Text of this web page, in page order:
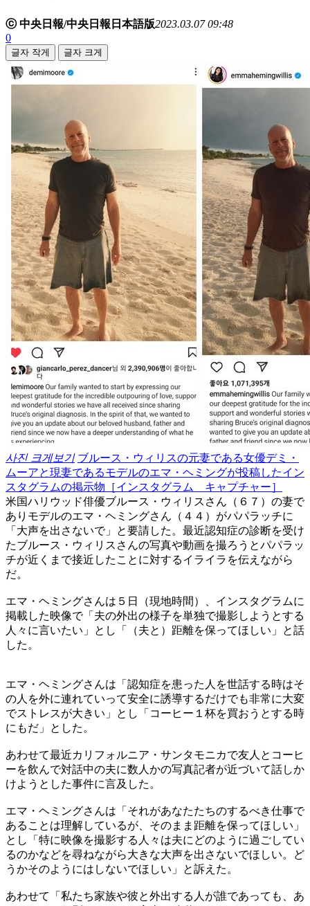
ⓒ 中央日報/中央日報日本語版2023.03.07 09:48
0
글자 작게 글자 크게
사진 크게보기 ブルース・ウィリスの元妻である女優デミ・
ムーアと現妻であるモデルのエマ・ヘミングが投稿したイン
スタグラムの掲示物［インスタグラム キャプチャー］
米国ハリウッド俳優ブルース・ウィリスさん（６７）の妻で
ありモデルのエマ・ヘミングさん（４４）がパパラッチに
「大声を出さないで」と要請した。最近認知症の診断を受け
たブルース・ウィリスさんの写真や動画を撮ろうとパパラッ
チが近くまで接近したことに対するイライラを伝えながら
だ。
エマ・ヘミングさんは５日（現地時間）、インスタグラムに
掲載した映像で「夫の外出の様子を単独で撮影しようとする
人々に言いたい」とし「（夫と）距離を保ってほしい」と話
した。
エマ・ヘミングさんは「認知症を患った人を世話する時はそ
の人を外に連れていって安全に誘導するだけでも非常に大変
でストレスが大きい」とし「コーヒー１杯を買おうとする時
にもだ」とした。
あわせて最近カリフォルニア・サンタモニカで友人とコーヒ
ーを飲んで対話中の夫に数人かの写真記者が近づいて話しか
けようとした事件に言及した。
エマ・ヘミングさんは「それがあなたたちのするべき仕事で
あることは理解しているが、そのまま距離を保ってほしい」
とし「特に映像を撮影する人々は夫にどのように過ごしてい
るのかなどを尋ねながら大きな大声を出さないでほしい。ど
うかそのようにはしないでほしい」と訴えた。
あわせて「私たち家族や彼と外出する人が誰であっても、あ